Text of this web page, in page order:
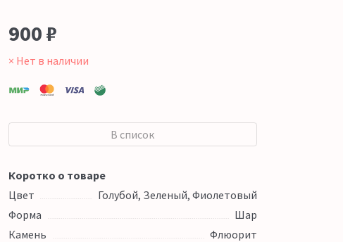
900 ₽
× Нет в наличии
В список
Коротко о товаре
Цвет
Голубой, Зеленый, Фиолетовый
Форма
Шар
Камень
Флюорит